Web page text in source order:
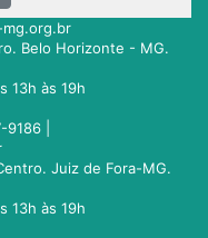
Belo Horizonte - MG.
13h às 19h
|
Juiz de Fora-MG.
13h às 19h